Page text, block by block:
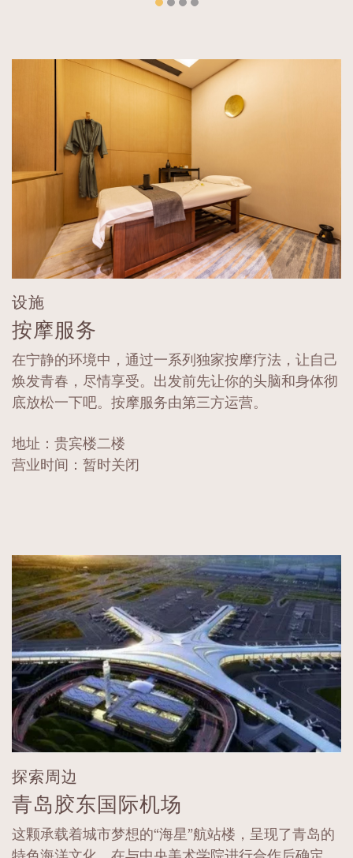
设施
按摩服务
在宁静的环境中，通过一系列独家按摩疗法，让自己
焕发青春，尽情享受。出发前先让你的头脑和身体彻
底放松一下吧。按摩服务由第三方运营。
地址：贵宾楼二楼
营业时间：暂时关闭
探索周边
青岛胶东国际机场
这颗承载着城市梦想的“海星”航站楼，呈现了青岛的